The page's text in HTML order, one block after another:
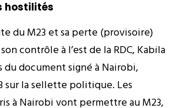
hostilités
du M23 et sa perte (provisoire)
contrôle à l’est de la RDC, Kabila
du document signé à Nairobi,
sur la sellette politique. Les
à Nairobi vont permettre au M23,